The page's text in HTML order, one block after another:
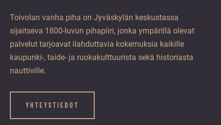
Toivolan vanha piha on Jyväskylän keskustassa
sijaitseva 1800-luvun pihapiiri, jonka ympärillä olevat
palvelut tarjoavat ilahduttavia kokemuksia kaikille
kaupunki-, taide- ja ruokakulttuurista sekä historiasta
nauttiville.
YHTEYSTIEDOT